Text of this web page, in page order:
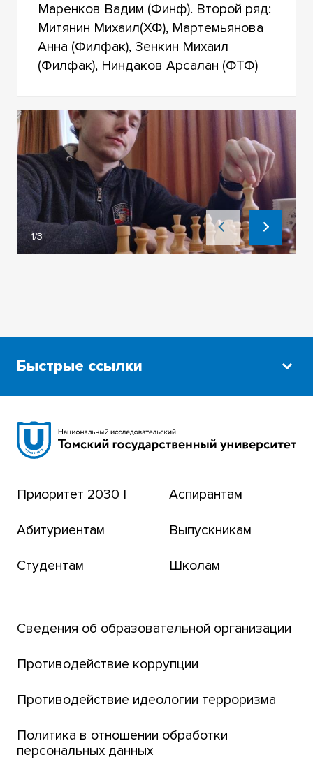
Маренков Вадим (Финф). Второй ряд:
Митянин Михаил(ХФ), Мартемьянова
Анна (Филфак), Зенкин Михаил
(Филфак), Ниндаков Арсалан (ФТФ)
1/3
Быстрые ссылки
Сибирский ботанический сад
Томский региональный центр коллективного
Транссибирский научный путь
Парк социогуманитарных технологий ТГУ
Английский для всех
ТГУ
Интернет-лицей
Открытые онлайн-курсы (MOOCs)
Приоритет 2030 |
Абитуриентам
Студентам
Аспирантам
Выпускникам
Школам
Сведения об образовательной организации
Противодействие коррупции
Противодействие идеологии терроризма
Политика в отношении обработки
персональных данных